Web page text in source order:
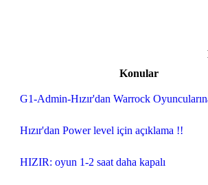
Konular
G1-Admin-Hızır'dan Warrock
Hızır'dan Power level için açıklama !!
HIZIR: oyun 1-2 saat daha kapalı